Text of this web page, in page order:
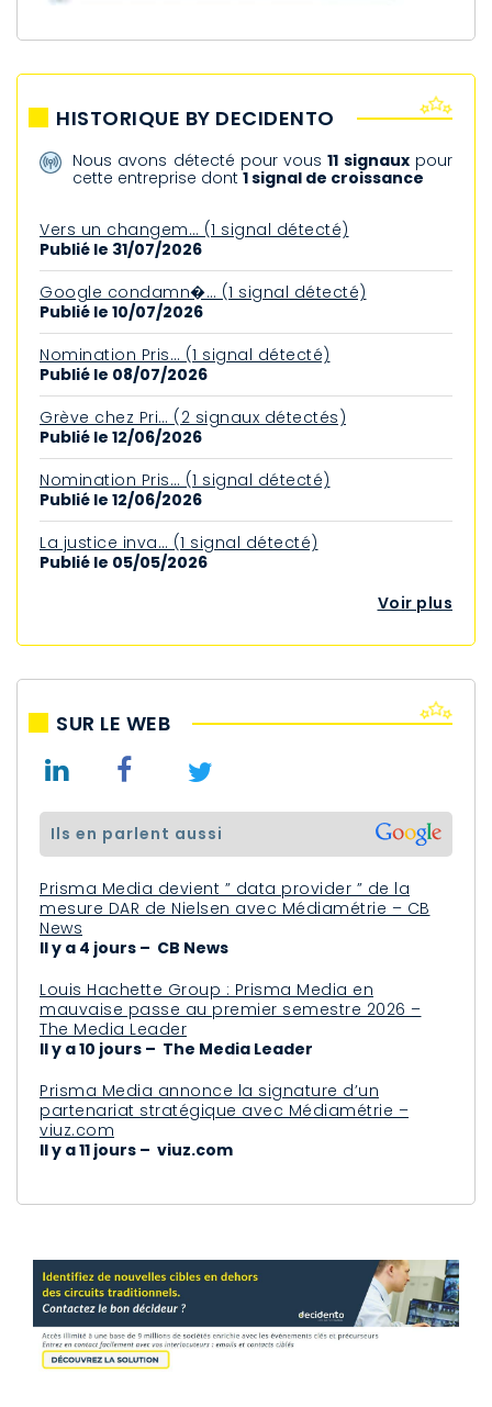
HISTORIQUE BY DECIDENTO
Nous avons détecté pour vous11 signauxpour
cette entreprise dont1 signal de croissance
Vers un changem… (1 signal détecté)
Publié le 31/07/2026
Google condamn�… (1 signal détecté)
Publié le 10/07/2026
Nomination Pris… (1 signal détecté)
Publié le 08/07/2026
Grève chez Pri… (2 signaux détectés)
Publié le 12/06/2026
Nomination Pris… (1 signal détecté)
Publié le 12/06/2026
La justice inva… (1 signal détecté)
Publié le 05/05/2026
Voir plus
SUR LE WEB
ils en parlent aussi
Prisma Media devient ” data provider ” de la
mesure DAR de Nielsen avec Médiamétrie – CB
News
Il y a 4 jours – CB News
Louis Hachette Group : Prisma Media en
mauvaise passe au premier semestre 2026 –
The Media Leader
Il y a 10 jours – The Media Leader
Prisma Media annonce la signature d’un
partenariat stratégique avec Médiamétrie –
viuz.com
Il y a 11 jours – viuz.com